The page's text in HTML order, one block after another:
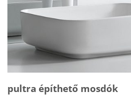
pultra építhető mosdók